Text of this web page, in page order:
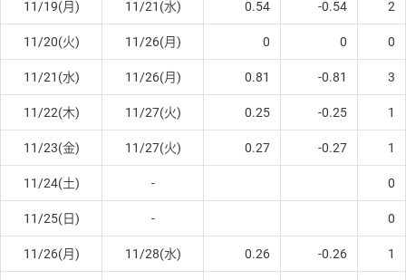
11/19(月) 11/21(水) 0.54 -0.54 2
11/20(火) 11/26(月) 0 0 0
11/21(水) 11/26(月) 0.81 -0.81 3
11/22(木) 11/27(火) 0.25 -0.25 1
11/23(金) 11/27(火) 0.27 -0.27 1
11/24(土) - 0
11/25(日) - 0
11/26(月) 11/28(水) 0.26 -0.26 1